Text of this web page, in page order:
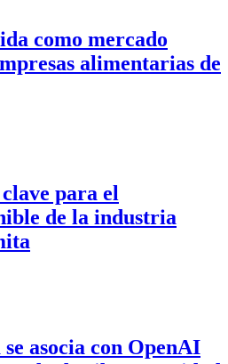
como mercado
alimentarias de
para el
de la industria
asocia con OpenAI